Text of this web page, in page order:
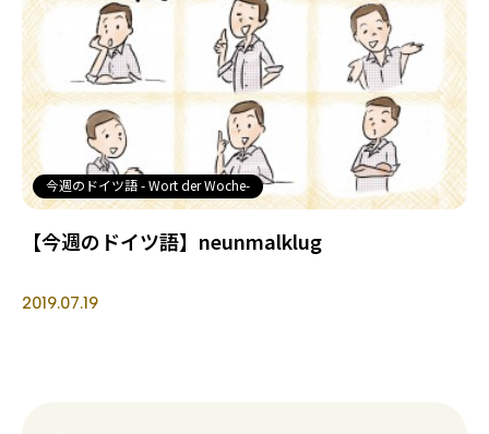
著者一覧
ライター募集
今週のドイツ語 - Wort der Woche-
【今週のドイツ語】neunmalklug
2019.07.19